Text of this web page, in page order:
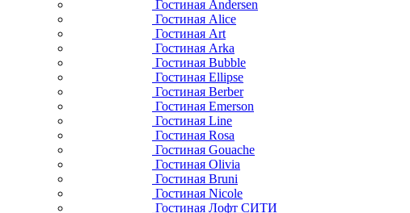
Гостиная Andersen
Гостиная Alice
Гостиная Art
Гостиная Arka
Гостиная Bubble
Гостиная Ellipse
Гостиная Berber
Гостиная Emerson
Гостиная Line
Гостиная Rosa
Гостиная Gouache
Гостиная Olivia
Гостиная Bruni
Гостиная Nicole
Гостиная Лофт СИТИ